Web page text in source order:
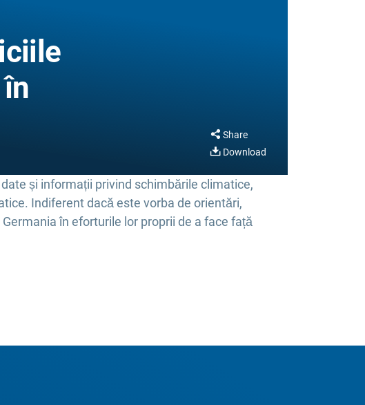
Share
Download
și informații privind schimbările climatice,
Indiferent dacă este vorba de orientări,
în eforturile lor proprii de a face față